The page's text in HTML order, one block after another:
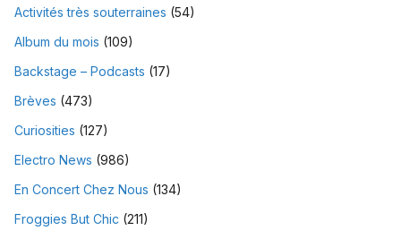
Activités très souterraines (54)
Album du mois (109)
Backstage – Podcasts (17)
Brèves (473)
Curiosities (127)
Electro News (986)
En Concert Chez Nous (134)
Froggies But Chic (211)